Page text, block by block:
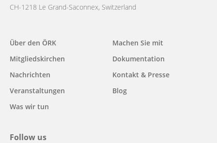
CH-1218 Le Grand-Saconnex, Switzerland
Main
navigation
Über den ÖRK
Mitgliedskirchen
Nachrichten
Veranstaltungen
Was wir tun
Machen Sie mit
Dokumentation
Kontakt & Presse
Blog
Follow us